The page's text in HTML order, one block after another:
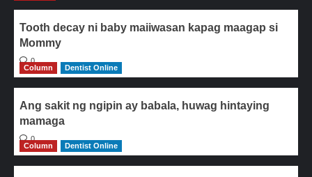
Tooth decay ni baby maiiwasan kapag maagap si
Mommy
0
Column
Dentist Online
Ang sakit ng ngipin ay babala, huwag hintaying
mamaga
0
Column
Dentist Online